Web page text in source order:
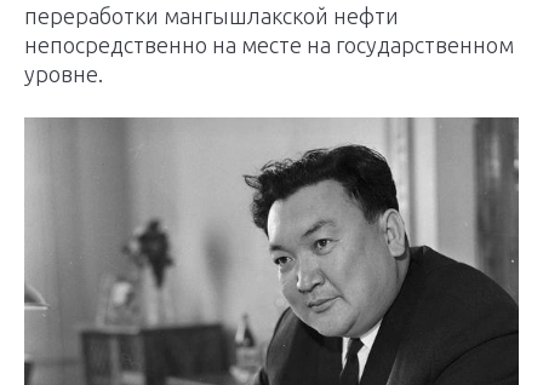
переработки мангышлакской нефти
непосредственно на месте на государственном
уровне.